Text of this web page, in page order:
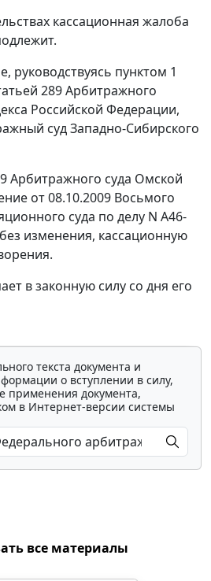
кассационная жалоба
руководствуясь пунктом 1
289Арбитражного
Российской Федерации,
суд Западно-Сибирского
Арбитражного суда Омской
от 08.10.2009 Восьмого
суда по делу N А46-
изменения, кассационную
в законную силу со дня его
текста документа и
о вступлении в силу,
применения документа,
в Интернет-версии системы
все материалы